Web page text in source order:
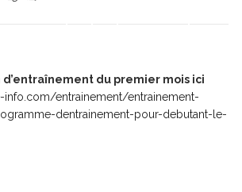
du premier mois ici
info.com/entrainement/entrainement-
dentrainement-pour-debutant-le-